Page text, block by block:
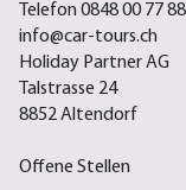
Telefon 0848 00 77 88
info@car-tours.ch
Holiday Partner AG
Talstrasse 24
8852 Altendorf
Offene Stellen